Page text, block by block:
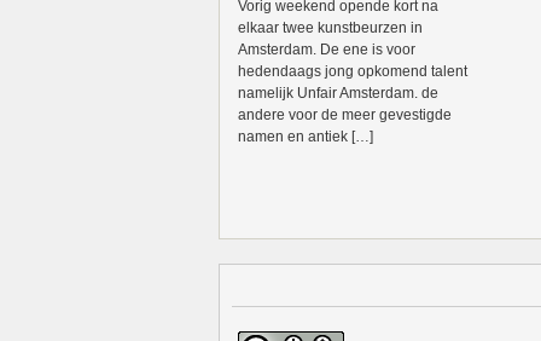
Vorig weekend opende kort na
elkaar twee kunstbeurzen in
Amsterdam. De ene is voor
hedendaags jong opkomend talent
namelijk Unfair Amsterdam. de
andere voor de meer gevestigde
namen en antiek […]